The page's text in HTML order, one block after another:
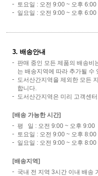
토요일 : 오전 9:00 ~ 오후 6:00
일요일 : 오전 9:00 ~ 오후 6:00
3. 배송안내
판매 중인 모든 제품의 배송비
는 배송지역에 따라 추가될 수
도서산간지역을 제외한 모든
합니다.
도서산간지역은 미리 고객센
[배송 가능한 시간]
평 일 : 오전 9:00 ~ 오후 9:00
토요일 : 오전 9:00 ~ 오후 8:00
일요일 : 오전 9:00 ~ 오후 8:00
[배송지역]
국내 전 지역 3시간 이내 배송